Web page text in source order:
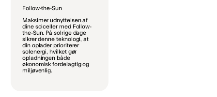
Follow-the-Sun
Maksimer udnyttelsen af
dine solceller med Follow-
the-Sun. På solrige dage
sikrer denne teknologi, at
din oplader prioriterer
solenergi, hvilket gør
opladningen både
økonomisk fordelagtig og
miljøvenlig.